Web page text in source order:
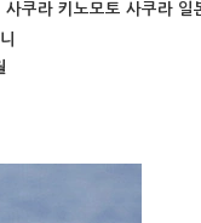
쿠라 키노모토 사쿠라 일